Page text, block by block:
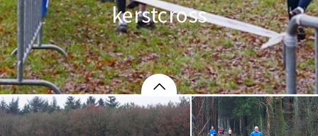
kerstcross